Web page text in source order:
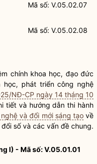
Mã số: V.05.02.07
Mã số: V.05.02.08
chính khoa học, đạo đức
học, phát triển công nghệ
NĐ-CP ngày 14 tháng 10
tiết và hướng dẫn thi hành
và đổi mới sáng tạovề
số và các vấn đề chung.
I) - Mã số: V.05.01.01